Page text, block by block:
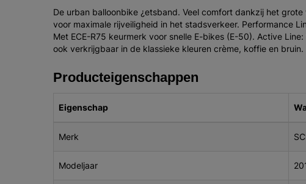
De urban balloonbike ¿etsband. Veel comfort dankzij het
voor maximale rijveiligheid in het stadsverkeer. Performance
Met ECE-R75 keurmerk voor snelle E-bikes (E-50). Active
ook verkrijgbaar in de klassieke kleuren crème, koffie en bruin.
Producteigenschappen
Eigenschap
Merk
Modeljaar